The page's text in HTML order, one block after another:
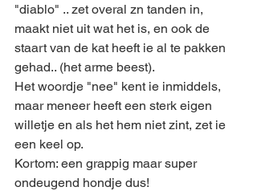
"diablo" .. zet overal zn tanden in,
maakt niet uit wat het is, en ook de
staart van de kat heeft ie al te pakken
gehad.. (het arme beest).
Het woordje "nee" kent ie inmiddels,
maar meneer heeft een sterk eigen
willetje en als het hem niet zint, zet ie
een keel op.
Kortom: een grappig maar super
ondeugend hondje dus!